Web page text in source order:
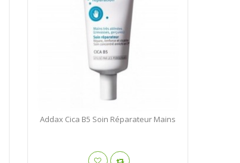
Addax Cica B5 Soin Réparateur Mains